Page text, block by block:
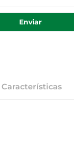
Enviar
Características